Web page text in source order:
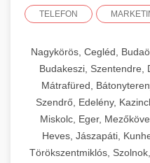
TELEFON
Nagykörös, Cegléd,
Budakeszi, Szentendre,
Mátrafüred,
Szendrő, Edelény,
Miskolc, Eger,
Heves, Jászapáti,
Törökszentmiklós,